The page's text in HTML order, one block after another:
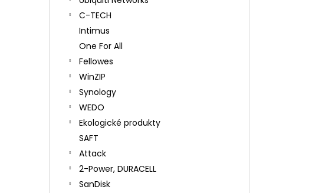
C-TECH
Intimus
One For All
Fellowes
WinZIP
Synology
WEDO
Ekologické produkty
SAFT
Attack
2-Power, DURACELL
SanDisk